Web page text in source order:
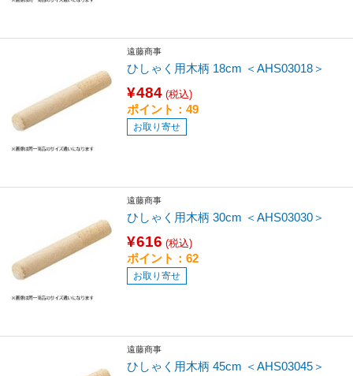
遠藤商事
ひしゃく用木柄 18cm ＜AHS03018＞
¥484 (税込)
ポイント：49
お取り寄せ
遠藤商事
ひしゃく用木柄 30cm ＜AHS03030＞
¥616 (税込)
ポイント：62
お取り寄せ
遠藤商事
ひしゃく用木柄 45cm ＜AHS03045＞